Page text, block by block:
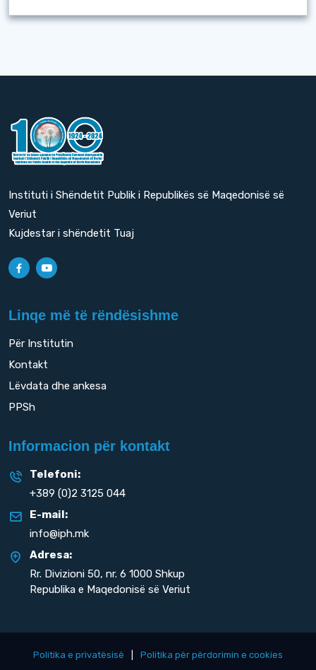
Instituti i Shëndetit Publik i Republikës së Maqedonisë së
Veriut
Kujdestar i shëndetit Tuaj
Linqe më të rëndësishme
Për Institutin
Kontakt
Lëvdata dhe ankesa
PPSh
Informacion për kontakt
Telefoni:
+389 (0)2 3125 044
E-mail:
info@iph.mk
Adresa:
Rr. Divizioni 50, nr. 6 1000 Shkup
Republika e Maqedonisë së Veriut
Politika e privatësisë Politika për përdorimin e cookies